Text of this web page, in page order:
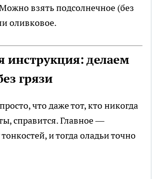
взять подсолнечное (без
оливковое.
инструкция: делаем
грязи
что даже тот, кто никогда
справится. Главное —
и тогда оладьи точно